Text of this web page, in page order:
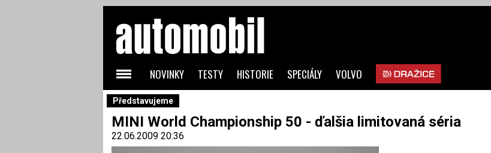
Představujeme
MINI World Championship 50 - ďalšia limitovaná séria
22.06.2009 20:36
NOVINKY TESTY HISTORIE SPECIÁLY VOLVO